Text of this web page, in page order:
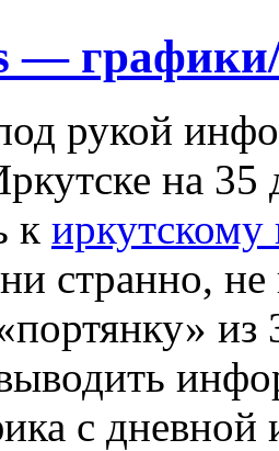
—
рукой
на
к иркутскому
странно,
из
с дневной